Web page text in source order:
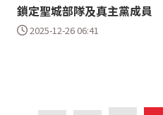
鎖定聖城部隊及真主黨成員
2025-12-26 06:41